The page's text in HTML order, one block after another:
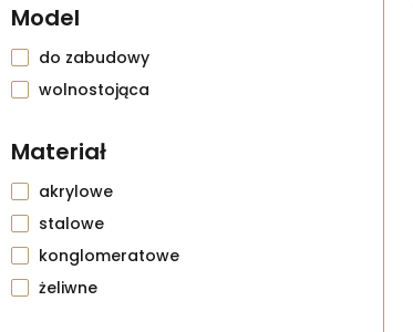
Model
do zabudowy
wolnostojąca
Materiał
akrylowe
stalowe
konglomeratowe
żeliwne